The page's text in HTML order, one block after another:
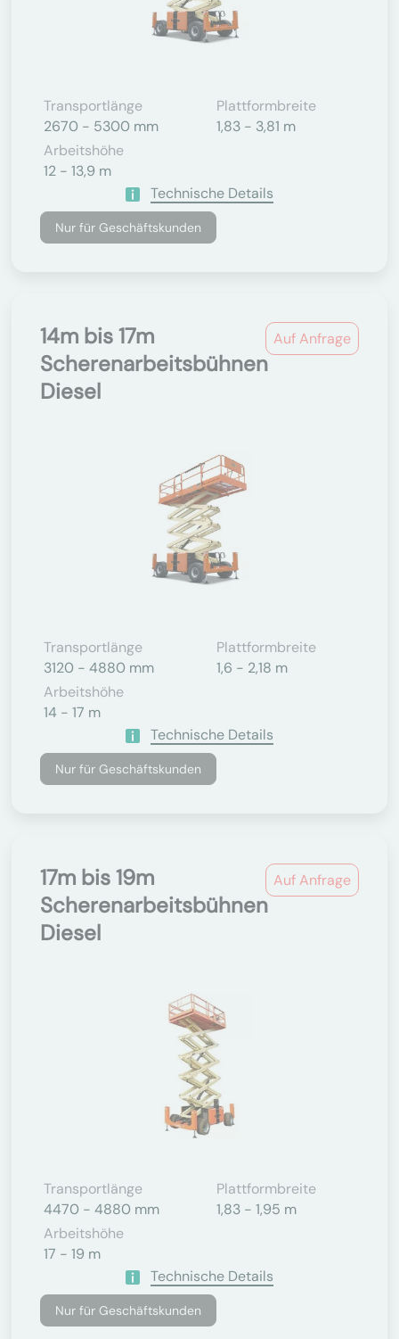
Transportlänge
2670 - 5300 mm
Plattformbreite
1,83 - 3,81 m
Arbeitshöhe
12 - 13,9 m
Technische Details
Nur für Geschäftskunden
Auf Anfrage
14m bis 17m
Scherenarbeitsbühnen
Diesel
Transportlänge
3120 - 4880 mm
Plattformbreite
1,6 - 2,18 m
Arbeitshöhe
14 - 17 m
Technische Details
Nur für Geschäftskunden
Auf Anfrage
17m bis 19m
Scherenarbeitsbühnen
Diesel
Transportlänge
4470 - 4880 mm
Plattformbreite
1,83 - 1,95 m
Arbeitshöhe
17 - 19 m
Technische Details
Nur für Geschäftskunden